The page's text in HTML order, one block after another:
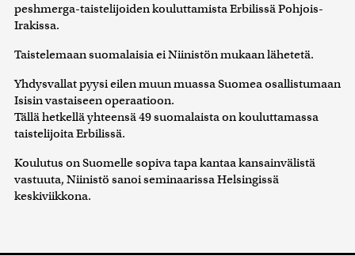
peshmerga-taistelijoiden kouluttamista Erbilissä Pohjois-
Irakissa.
Taistelemaan suomalaisia ei Niinistön mukaan lähetetä.
Yhdysvallat pyysi eilen muun muassa Suomea osallistumaan
Isisin vastaiseen operaatioon.
Tällä hetkellä yhteensä 49 suomalaista on kouluttamassa
taistelijoita Erbilissä.
Koulutus on Suomelle sopiva tapa kantaa kansainvälistä
vastuuta, Niinistö sanoi seminaarissa Helsingissä
keskiviikkona.